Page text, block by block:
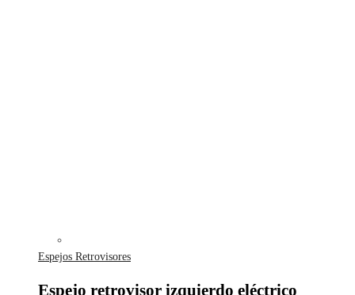
Espejos Retrovisores
Espejo retrovisor izquierdo eléctrico